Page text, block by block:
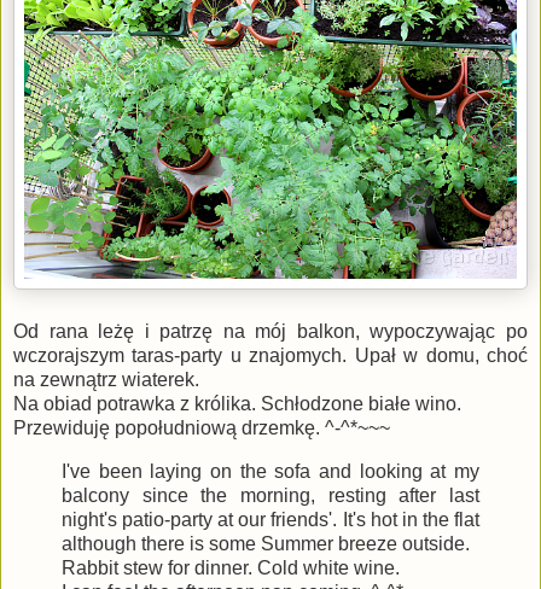
Od rana leżę i patrzę na mój balkon, wypoczywając po
wczorajszym taras-party u znajomych. Upał w domu, choć
na zewnątrz wiaterek.
Na obiad potrawka z królika. Schłodzone białe wino.
Przewiduję popołudniową drzemkę. ^-^*~~~
I've been laying on the sofa and looking at my
balcony since the morning, resting after last
night's patio-party at our friends'. It's hot in the flat
although there is some Summer breeze outside.
Rabbit stew for dinner. Cold white wine.